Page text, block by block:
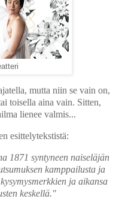
mutta niin se vain on,
toisella aina vain. Sitten,
lienee valmis...
esittelytekstistä:
1871 syntyneen naiseläjän
kamppailusta ja
ja aikansa
keskellä."